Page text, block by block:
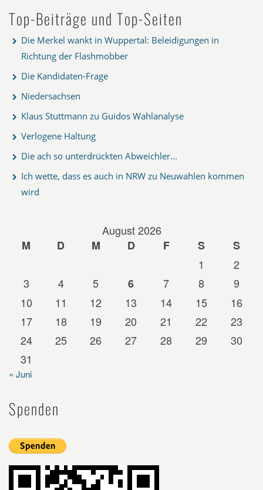
Top-Beiträge und Top-Seiten
Die Merkel wankt in Wuppertal: Beleidigungen in
Richtung der Flashmobber
Die Kandidaten-Frage
Niedersachsen
Klaus Stuttmann zu Guidos Wahlanalyse
Verlogene Haltung
Die ach so unterdrückten Abweichler...
Ich wette, dass es auch in NRW zu Neuwahlen kommen
wird
August 2026
M
D M D F S
S
1
2
3
4 5 6 7 8
9
10
11 12 13 14 15
16
17
18 19 20 21 22
23
24
25 26 27 28 29
30
31
« Juni
Spenden